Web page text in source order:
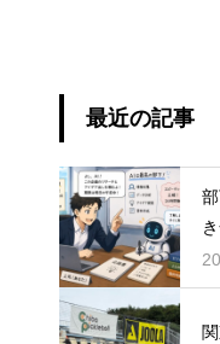
最近の記事